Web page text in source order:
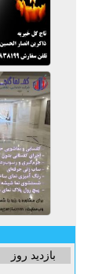
بازدید روز